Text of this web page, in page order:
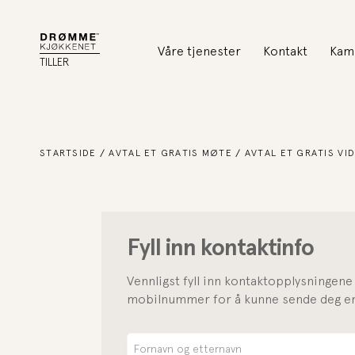
TILLER
Våre tjenester Kontakt
STARTSIDE AVTAL ET GRATIS MØTE AVTAL ET GRATIS
Fyll inn kontaktinfo
Vennligst fyll inn
mobilnummer for å kunne sende deg